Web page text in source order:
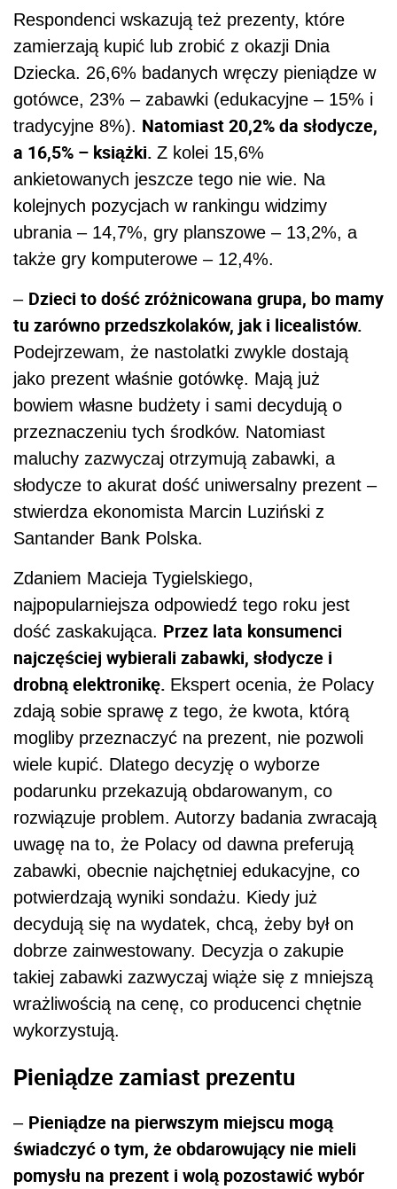
Respondenci wskazują też prezenty, które
zamierzają kupić lub zrobić z okazji Dnia
Dziecka. 26,6% badanych wręczy pieniądze w
gotówce, 23% – zabawki (edukacyjne – 15% i
tradycyjne 8%). Natomiast 20,2% da słodycze,
a 16,5% – książki. Z kolei 15,6%
ankietowanych jeszcze tego nie wie. Na
kolejnych pozycjach w rankingu widzimy
ubrania – 14,7%, gry planszowe – 13,2%, a
także gry komputerowe – 12,4%.
– Dzieci to dość zróżnicowana grupa, bo mamy
tu zarówno przedszkolaków, jak i licealistów.
Podejrzewam, że nastolatki zwykle dostają
jako prezent właśnie gotówkę. Mają już
bowiem własne budżety i sami decydują o
przeznaczeniu tych środków. Natomiast
maluchy zazwyczaj otrzymują zabawki, a
słodycze to akurat dość uniwersalny prezent –
stwierdza ekonomista Marcin Luziński z
Santander Bank Polska.
Zdaniem Macieja Tygielskiego,
najpopularniejsza odpowiedź tego roku jest
dość zaskakująca. Przez lata konsumenci
najczęściej wybierali zabawki, słodycze i
drobną elektronikę. Ekspert ocenia, że Polacy
zdają sobie sprawę z tego, że kwota, którą
mogliby przeznaczyć na prezent, nie pozwoli
wiele kupić. Dlatego decyzję o wyborze
podarunku przekazują obdarowanym, co
rozwiązuje problem. Autorzy badania zwracają
uwagę na to, że Polacy od dawna preferują
zabawki, obecnie najchętniej edukacyjne, co
potwierdzają wyniki sondażu. Kiedy już
decydują się na wydatek, chcą, żeby był on
dobrze zainwestowany. Decyzja o zakupie
takiej zabawki zazwyczaj wiąże się z mniejszą
wrażliwością na cenę, co producenci chętnie
wykorzystują.
Pieniądze zamiast prezentu
– Pieniądze na pierwszym miejscu mogą
świadczyć o tym, że obdarowujący nie mieli
pomysłu na prezent i wolą pozostawić wybór